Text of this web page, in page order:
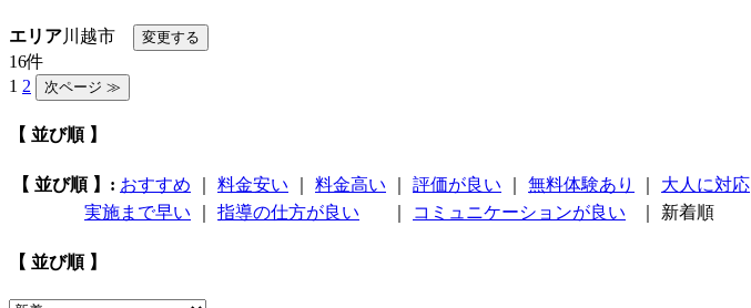
エリア川越市
16件
1 2
【 並び順 】
【 並び順 】: おすすめ 料金安い 料金高い 評価が良い 無料体験あり
大人に対応
実施まで早い
指導の仕方が良い コミュニケーションが良い 新着順
【 並び順 】